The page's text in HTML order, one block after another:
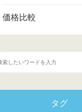
価格比較
タグ